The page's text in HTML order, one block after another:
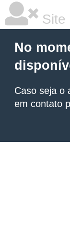
Site
No
Caso seja o
em contato